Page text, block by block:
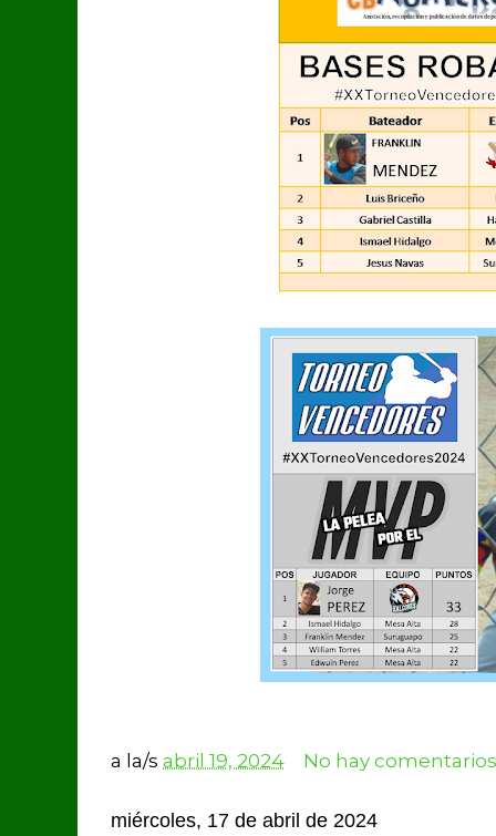
a la/s abril 19, 2024 No hay
miércoles, 17 de abril de 2024